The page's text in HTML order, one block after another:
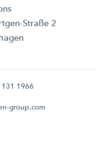
Straße 2
1966
group.com